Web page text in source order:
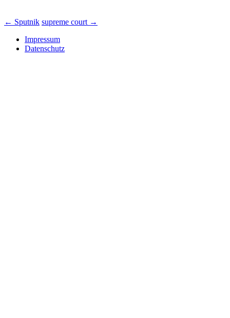
Beitrags-
Navigation
← Sputnik supreme court →
Impressum
Datenschutz